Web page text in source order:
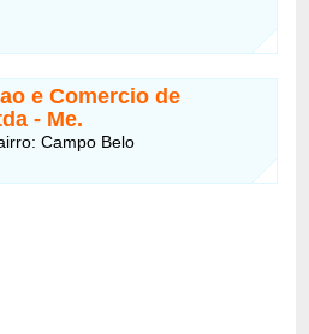
e Comercio de
- Me.
Campo Belo